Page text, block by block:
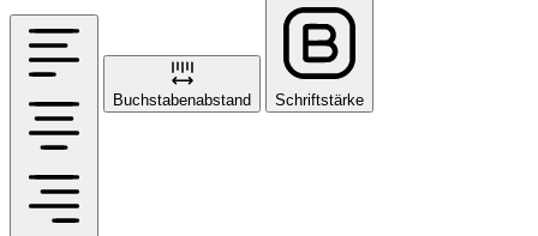
Buchstabenabstand Schriftstärke